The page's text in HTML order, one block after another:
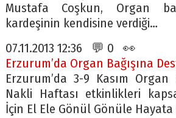
Mustafa Coşkun, Organ
kardeşinin kendisine verdiği…
07.11.2013 12:36 💬 0 👀
Erzurum’da Organ Bağışına
Erzurum’da 3-9 Kasım Organ
Nakli Haftası etkinlikleri
İçin El Ele Gönül Gönüle Hayata